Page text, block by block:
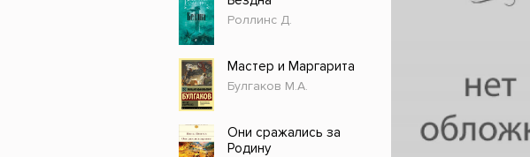
Прочие издания
Роллинс Д.
Мастер и Маргарита
Булгаков М.А.
Они сражались за
Родину